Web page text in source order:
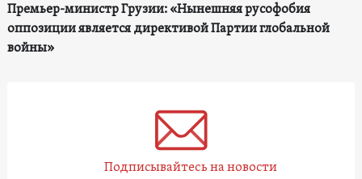
Премьер-министр Грузии: «Нынешняя русофобия
оппозиции является директивой Партии глобальной
войны»
Подписывайтесь на новости